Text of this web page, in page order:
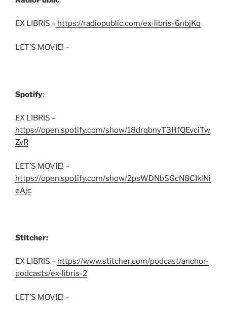
EX LIBRIS – https://radiopublic.com/ex-libris-6nbjKq
LET’S MOVIE! –
Spotify:
EX LIBRIS –
https://open.spotify.com/show/18drqbnyT3HfQEvciTw
ZvR
LET’S MOVIE! –
https://open.spotify.com/show/2psWDNbSGcN8CIklNi
eAjc
Stitcher:
EX LIBRIS – https://www.stitcher.com/podcast/anchor-
podcasts/ex-libris-2
LET’S MOVIE! –